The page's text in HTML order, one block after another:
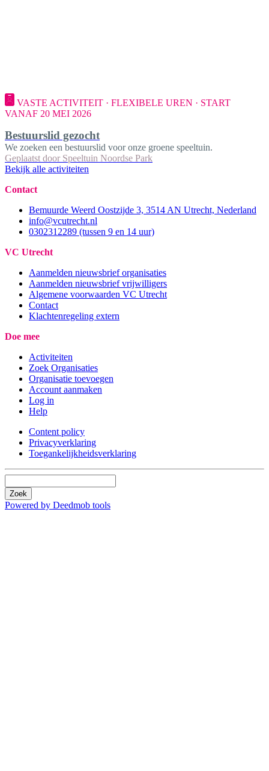
VASTE ACTIVITEIT · FLEXIBELE UREN · START
VANAF 20 MEI 2026
Bestuurslid gezocht
We zoeken een bestuurslid voor onze groene speeltuin.
Geplaatst door Speeltuin Noordse Park
Bekijk alle activiteiten
Contact
Bemuurde Weerd Oostzijde 3, 3514 AN Utrecht, Nederland
info@vcutrecht.nl
0302312289 (tussen 9 en 14 uur)
VC Utrecht
Aanmelden nieuwsbrief organisaties
Aanmelden nieuwsbrief vrijwilligers
Algemene voorwaarden VC Utrecht
Contact
Klachtenregeling extern
Doe mee
Activiteiten
Zoek Organisaties
Organisatie toevoegen
Account aanmaken
Log in
Help
Content policy
Privacyverklaring
Toegankelijkheidsverklaring
Zoek
Powered by Deedmob tools